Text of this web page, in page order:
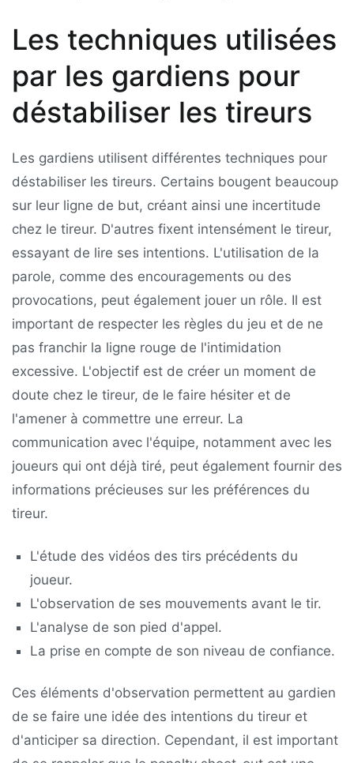
Les techniques utilisées
par les gardiens pour
déstabiliser les tireurs
Les gardiens utilisent différentes techniques pour
déstabiliser les tireurs. Certains bougent beaucoup
sur leur ligne de but, créant ainsi une incertitude
chez le tireur. D'autres fixent intensément le tireur,
essayant de lire ses intentions. L'utilisation de la
parole, comme des encouragements ou des
provocations, peut également jouer un rôle. Il est
important de respecter les règles du jeu et de ne
pas franchir la ligne rouge de l'intimidation
excessive. L'objectif est de créer un moment de
doute chez le tireur, de le faire hésiter et de
l'amener à commettre une erreur. La
communication avec l'équipe, notamment avec les
joueurs qui ont déjà tiré, peut également fournir des
informations précieuses sur les préférences du
tireur.
L'étude des vidéos des tirs précédents du
joueur.
L'observation de ses mouvements avant le tir.
L'analyse de son pied d'appel.
La prise en compte de son niveau de confiance.
Ces éléments d'observation permettent au gardien
de se faire une idée des intentions du tireur et
d'anticiper sa direction. Cependant, il est important